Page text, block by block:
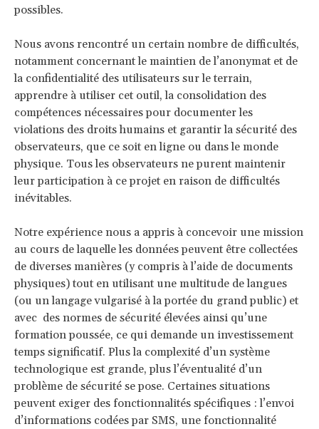
possibles.
Nous avons rencontré un certain nombre de difficultés,
notamment concernant le maintien de l’anonymat et de
la confidentialité des utilisateurs sur le terrain,
apprendre à utiliser cet outil, la consolidation des
compétences nécessaires pour documenter les
violations des droits humains et garantir la sécurité des
observateurs, que ce soit en ligne ou dans le monde
physique. Tous les observateurs ne purent maintenir
leur participation à ce projet en raison de difficultés
inévitables.
Notre expérience nous a appris à concevoir une mission
au cours de laquelle les données peuvent être collectées
de diverses manières (y compris à l’aide de documents
physiques) tout en utilisant une multitude de langues
(ou un langage vulgarisé à la portée du grand public) et
avec des normes de sécurité élevées ainsi qu’une
formation poussée, ce qui demande un investissement
temps significatif. Plus la complexité d’un système
technologique est grande, plus l’éventualité d’un
problème de sécurité se pose. Certaines situations
peuvent exiger des fonctionnalités spécifiques : l’envoi
d’informations codées par SMS, une fonctionnalité